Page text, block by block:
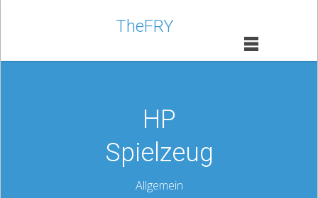
TheFRY
HP
Spielzeug
Allgemein